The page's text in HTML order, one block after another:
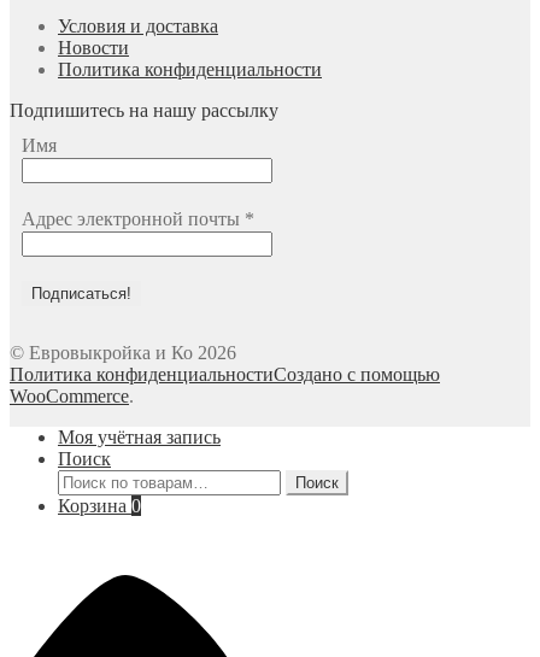
Условия и доставка
Новости
Политика конфиденциальности
Подпишитесь на нашу рассылку
Имя
Адрес электронной почты *
© Евровыкройка и Ко 2026
Политика конфиденциальностиСоздано с помощью
WooCommerce.
Моя учётная запись
Поиск
Искать:
Поиск
Корзина 0